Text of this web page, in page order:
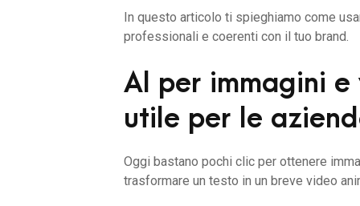
In questo articolo ti spieghiamo come
professionali e coerenti con il tuo brand.
AI per immagini
utile per le
Oggi bastano pochi clic per ottenere
trasformare un testo in un breve video